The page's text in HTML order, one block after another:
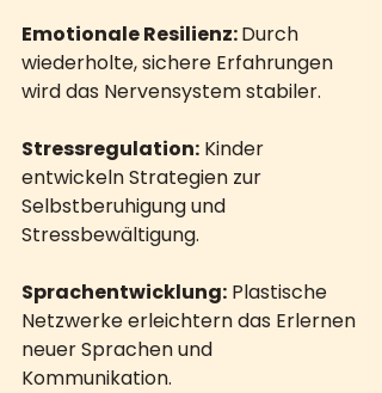
Emotionale Resilienz: Durch
wiederholte, sichere Erfahrungen
wird das Nervensystem stabiler.
Stressregulation: Kinder
entwickeln Strategien zur
Selbstberuhigung und
Stressbewältigung.
Sprachentwicklung: Plastische
Netzwerke erleichtern das Erlernen
neuer Sprachen und
Kommunikation.